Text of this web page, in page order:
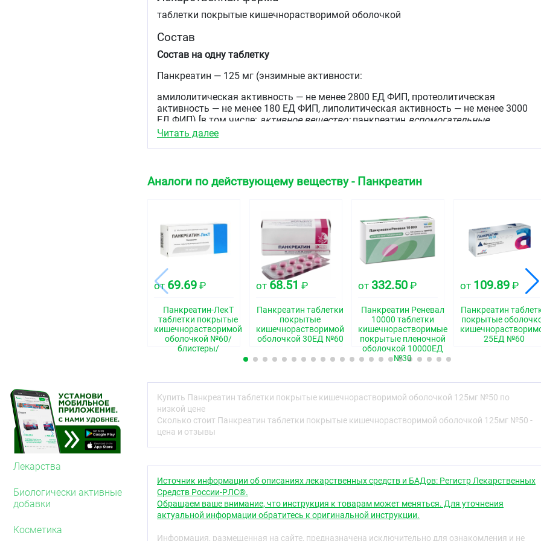
Лекарства
Биологически активные
добавки
Косметика
таблетки покрытые кишечнорастворимой оболочкой
Состав
Состав на одну таблетку
Панкреатин — 125 мг (энзимные активности:
амилолитическая активность — не менее 2800 ЕД ФИП, протеолитическая
активность — не менее 180 ЕД ФИП, липолитическая активность — не менее 3000
ЕД ФИП) [в том числе: активное вещество:панкреатин вспомогательные
вещества:лактозы моногидрат, сахароза, натрия хлорид, микрокристаллическая
картофельный — 3,0 мг, магния стеарат — 2,8 мг, повидон-К25
(поливинилпирролидон среднемолекулярный медицинский) — 10,7 мг оболочка —
10,43 мг, титана диоксид (E171) — 2,83 мг, триэтилцитрат — 1,34 мг, красителя
хинолинового жёлтого алюминиевый лак (E104) — 0,67 мг, краситель железа оксид
жёлтый (E172) — 0,53 мг, кремния диоксид — 0,35 мг, натрия гидрокарбонат
(натрия бикарбонат) — 0,34 мг, красителя солнечного заката желтого
алюминиевый лак (E110) — 0,17 мг, натрия лаурилсульфат — 0,14 мг.
Описание
Таблетки круглые, покрытые оболочкой от светло-жёлтого до оранжево-жёлтого
цвета, двояковыпуклой формы. Допускается специфический запах.
Фармакотерапевтическая группа
Пищеварительное ферментное средство
Код АТХ
A09AA02
Фармакологические свойства
Компенсирует недостаточность внешнесекреторной функции поджелудочной
железы, оказывает протеолитическое, амилолитическое и липолитическое
Входящие в состав панкреатина ферменты (липаза, амилаза, трипсин,
химотрипсин) способствуют расщеплению белков до аминокислот, жиров до
глицерина и жирных кислот, крахмала до декстринов и моносахаридов. Улучшает
функциональное состояние желудочно-кишечного тракта, нормализует процессы
Читать далее
Аналоги по действующему веществу - Панкреатин
от 69.69 ₽
Панкреатин-ЛекТ
таблетки покрытые
кишечнорастворимой
оболочкой №60/
блистеры/
от 68.51 ₽
Панкреатин таблетки
покрытые
кишечнорастворимой
оболочкой 30ЕД №60
от 332.50 ₽
Панкреатин Реневал
10000 таблетки
кишечнорастворимые
покрытые пленочной
оболочкой 10000ЕД
№30
от 109.89 ₽
Панкреатин
покрытые
25ЕД №60
Купить Панкреатин таблетки покрытые кишечнорастворимой оболочкой 125мг №50 по
низкой цене
Сколько стоит Панкреатин таблетки покрытые кишечнорастворимой оболочкой 125мг №50 -
цена и отзывы
Источник информации об описаниях лекарственных средств и БАДов: Регистр Лекарственных
Средств России-РЛС®.
Обращаем ваше внимание, что инструкция к товарам может меняться. Для уточнения
актуальной информации обратитесь к оригинальной инструкции.
Информация, размещенная на сайте, предназначена исключительно для ознакомления и не